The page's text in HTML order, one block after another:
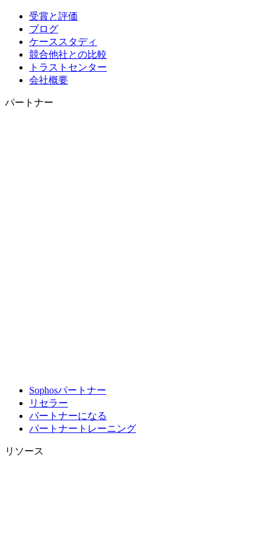
受賞と評価
ブログ
ケーススタディ
競合他社との比較
トラストセンター
会社概要
パートナー
Sophosパートナー
リセラー
パートナーになる
パートナートレーニング
リソース